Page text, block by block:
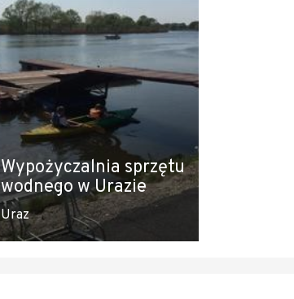
Wypożyczalnia sprzętu
wodnego w Urazie
Uraz